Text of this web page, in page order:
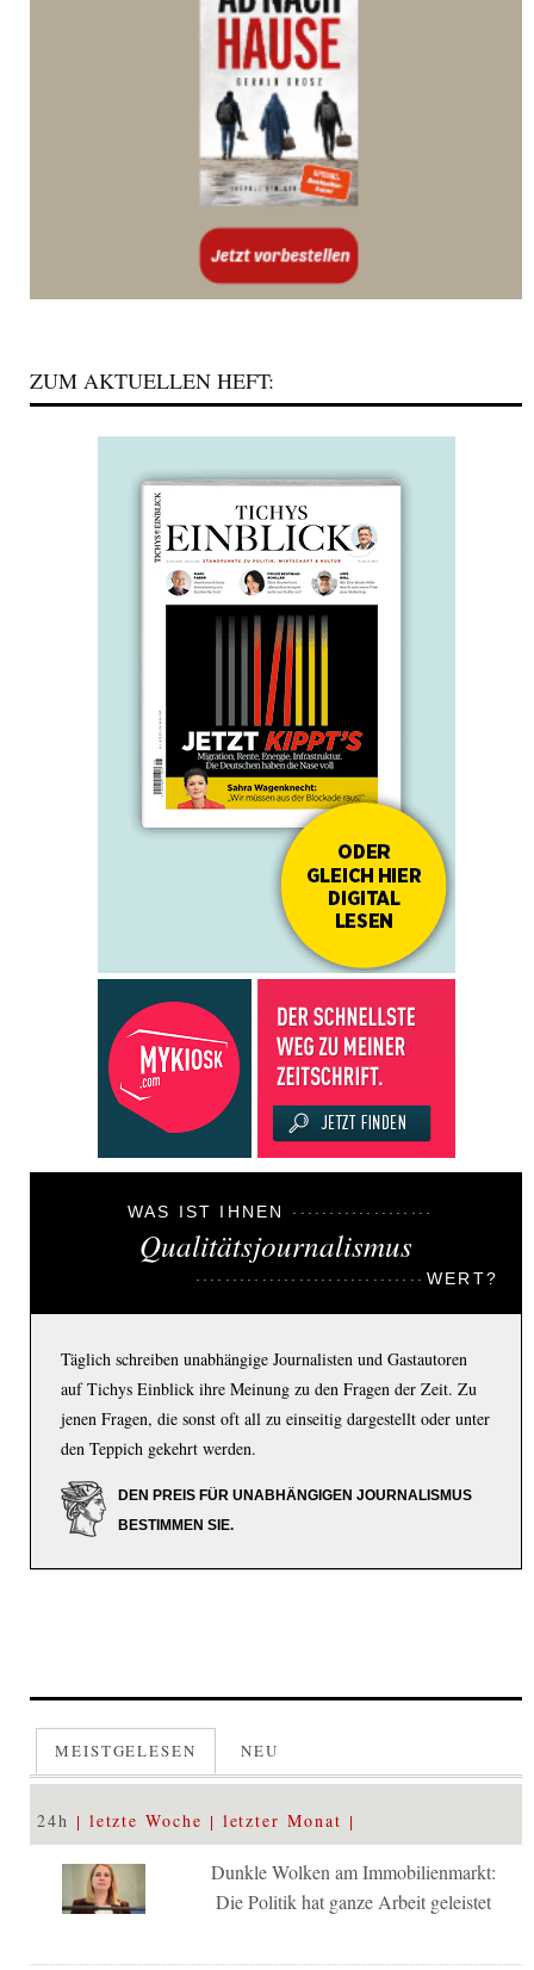
ZUM AKTUELLEN HEFT:
WAS IST IHNEN
Qualitätsjournalismus
WERT?
Täglich schreiben unabhängige Journalisten und Gastautoren
auf Tichys Einblick ihre Meinung zu den Fragen der Zeit. Zu
jenen Fragen, die sonst oft all zu einseitig dargestellt oder unter
den Teppich gekehrt werden.
DEN PREIS FÜR UNABHÄNGIGEN JOURNALISMUS
BESTIMMEN SIE.
MEISTGELESEN NEU
24h letzte Woche letzter Monat
Dunkle Wolken am Immobilienmarkt:
Die Politik hat ganze Arbeit geleistet